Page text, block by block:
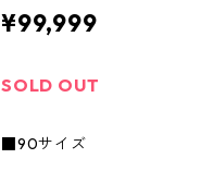
¥99,999
SOLD OUT
■90サイズ